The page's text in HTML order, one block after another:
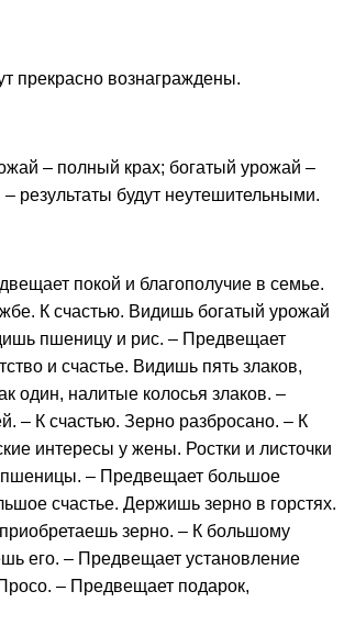
прекрасно вознаграждены.
– полный крах; богатый урожай –
результаты будут неутешительными.
покой и благополучие в семье.
К счастью. Видишь богатый урожай
пшеницу и рис. – Предвещает
и счастье. Видишь пять злаков,
один, налитые колосья злаков. –
– К счастью. Зерно разбросано. – К
интересы у жены. Ростки и листочки
пшеницы. – Предвещает большое
счастье. Держишь зерно в горстях.
зерно. – К большому
его. – Предвещает установление
– Предвещает подарок,